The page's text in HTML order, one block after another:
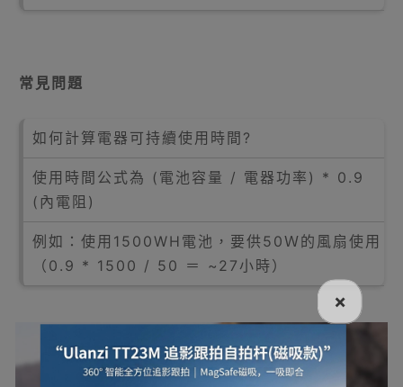
常見問題
如何計算電器可持續使用時間?
使用時間公式為 (電池容量 / 電器功率) * 0.9
(內電阻)
例如：使用1500WH電池，要供50Ｗ的風扇使用
（0.9 * 1500 / 50 ＝ ~27小時）
×